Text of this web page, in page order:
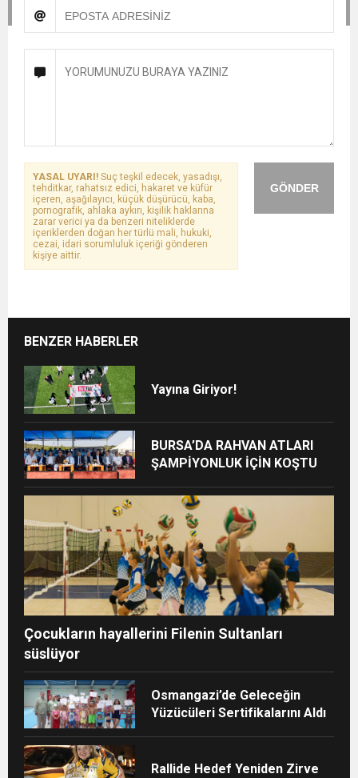
GÖNDER
YASAL UYARI! Suç teşkil edecek, yasadışı,
tehditkar, rahatsız edici, hakaret ve küfür
içeren, aşağılayıcı, küçük düşürücü, kaba,
pornografik, ahlaka aykırı, kişilik haklarına
zarar verici ya da benzeri niteliklerde
içeriklerden doğan her türlü mali, hukuki,
cezai, idari sorumluluk içeriği gönderen
kişiye aittir.
BENZER HABERLER
Yayına Giriyor!
BURSA’DA RAHVAN ATLARI
ŞAMPİYONLUK İÇİN KOŞTU
Çocukların hayallerini Filenin Sultanları
süslüyor
Osmangazi’de Geleceğin
Yüzücüleri Sertifikalarını Aldı
Rallide Hedef Yeniden Zirve